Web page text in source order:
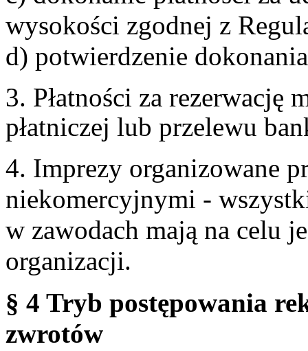
wysokości zgodnej z
d) potwierdzenie
3. Płatności za rezerwację
płatniczej lub przelewu
4. Imprezy organizowane
niekomercyjnymi -
w zawodach mają na celu
organizacji.
§ 4 Tryb postępowania
zwrotów